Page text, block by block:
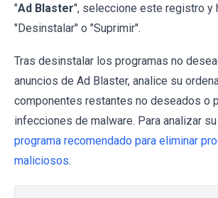
"Ad Blaster", seleccione este registro y
"Desinstalar" o "Suprimir".
Tras desinstalar los programas no
anuncios de Ad Blaster, analice su
componentes restantes no deseados o
infecciones de malware. Para analizar
programa recomendado para eliminar
maliciosos.